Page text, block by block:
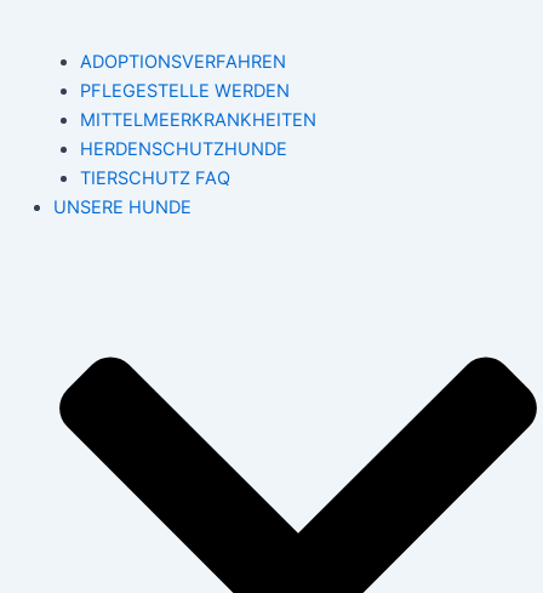
ADOPTIONSVERFAHREN
PFLEGESTELLE WERDEN
MITTELMEERKRANKHEITEN
HERDENSCHUTZHUNDE
TIERSCHUTZ FAQ
UNSERE HUNDE